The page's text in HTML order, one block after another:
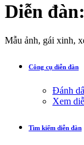
Diễn đàn:
Mẫu ảnh, gái xinh,
Công cụ diễn đàn
Đánh
Xem
Tìm kiếm diễn đàn